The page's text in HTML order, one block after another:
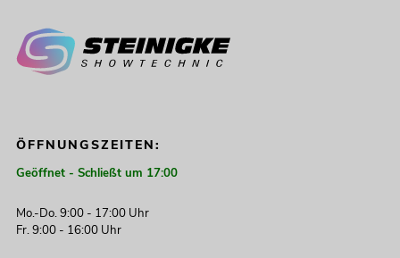
ÖFFNUNGSZEITEN:
Geöffnet - Schließt um 17:00
Mo.-Do. 9:00 - 17:00 Uhr
Fr. 9:00 - 16:00 Uhr